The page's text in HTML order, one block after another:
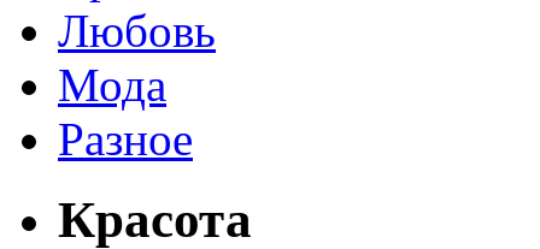
Любовь
Мода
Разное
Красота